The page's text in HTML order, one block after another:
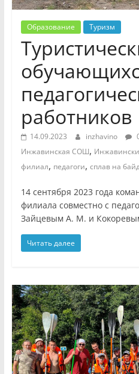
Образование Туризм
работников
14.09.2023 inzhavino
Инжавинская СОШ,
филиал, педагоги, сплав на
14 сентября 2023 года
филиала совместно с
Зайцевым А. М. и
Читать далее